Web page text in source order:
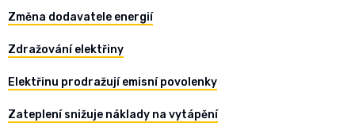
Změna dodavatele energií
Zdražování elektřiny
Elektřinu prodražují emisní povolenky
Zateplení snižuje náklady na vytápění